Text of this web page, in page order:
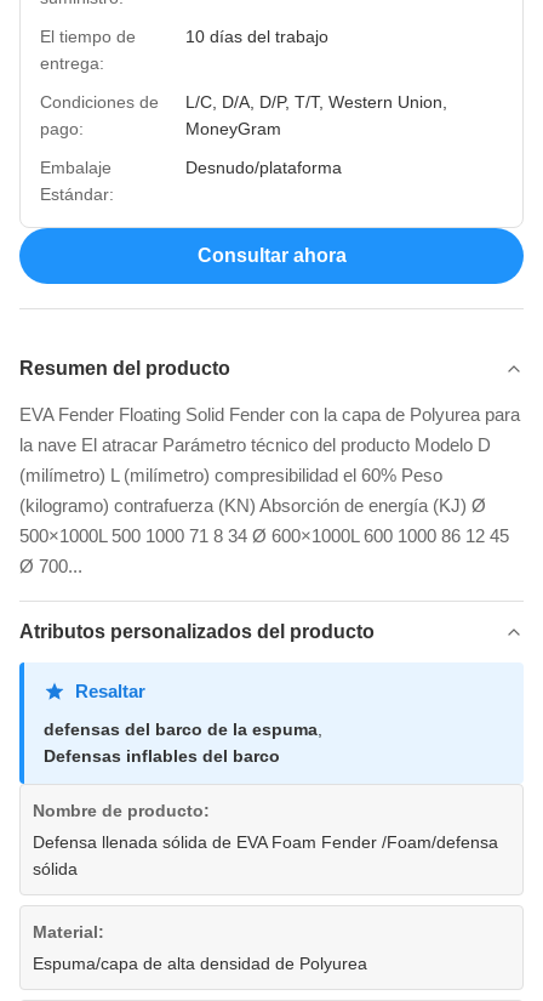
El tiempo de
entrega:
10 días del trabajo
Condiciones de
pago:
L/C, D/A, D/P, T/T, Western Union,
MoneyGram
Embalaje
Estándar:
Desnudo/plataforma
Consultar ahora
Resumen del producto
EVA Fender Floating Solid Fender con la capa de Polyurea para
la nave El atracar Parámetro técnico del producto Modelo D
(milímetro) L (milímetro) compresibilidad el 60% Peso
(kilogramo) contrafuerza (KN) Absorción de energía (KJ) Ø
500×1000L 500 1000 71 8 34 Ø 600×1000L 600 1000 86 12 45
Ø 700...
Atributos personalizados del producto
Resaltar
defensas del barco de la espuma
Defensas inflables del barco
Nombre de producto:
Defensa llenada sólida de EVA Foam Fender /Foam/defensa
sólida
Material:
Espuma/capa de alta densidad de Polyurea